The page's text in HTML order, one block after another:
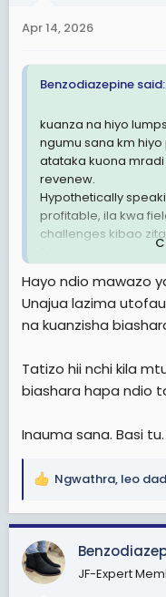
s
Apr 14, 2026
Benzodiazepine said:
kuanza na hiyo
ngumu sana km
atataka kuona
revenew.
Hypothetically
profitable, ila kwa
challenges kibao
Ni vyema ukaanza
basi itakuwa rahisi
is seeing"
Hayo ndio mawazo
Unajua lazima
na kuanzisha
Tatizo hii nchi kila
biashara hapa ndio
Inauma sana. Basi tu.
R
a
c
i
Ngwathra, leo
JF-Expert